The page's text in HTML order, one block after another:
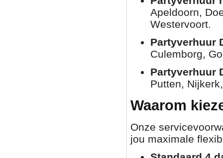
Apeldoorn,
Westervoort.
Partyverhuur
Culemborg,
Partyverhuur
Putten,
Waarom
Onze
jou maximale